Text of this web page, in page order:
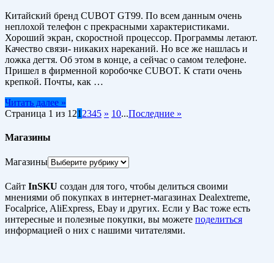
Китайский бренд CUBOT GT99. По всем данным очень
неплохой телефон с прекрасными характеристиками.
Хороший экран, скоростной процессор. Программы летают.
Качество связи- никаких нареканий. Но все же нашлась и
ложка дегтя. Об этом в конце, а сейчас о самом телефоне.
Пришел в фирменной коробочке CUBOT. К стати очень
крепкой. Почты, как …
Читать далее »
Страница 1 из 121 2345 » 10...Последние »
Магазины
Магазины
Сайт InSKU создан для того, чтобы делиться своими
мнениями об покупках в интернет-магазинах Dealextreme,
Focalprice, AliExpress, Ebay и других. Если у Вас тоже есть
интересные и полезные покупки, вы можете поделиться
информацией о них с нашими читателями.